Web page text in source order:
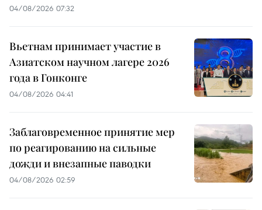
04/08/2026 07:32
Вьетнам принимает участие в
Азиатском научном лагере 2026
года в Гонконге
04/08/2026 04:41
Заблаговременное принятие мер
по реагированию на сильные
дожди и внезапные паводки
04/08/2026 02:59